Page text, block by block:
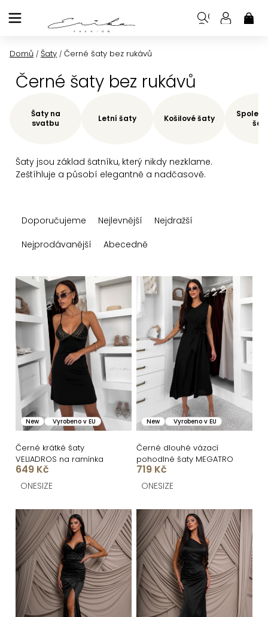
na
Domů / Šaty / Černé šaty bez rukávů
Černé šaty bez rukávů
Šaty jsou základ šatníku, který nikdy nezklame.
Zeštíhluje a působí elegantně a nadčasově.
Šaty na
svatbu
Letní šaty Košilové šaty
a
n
í
p
r
o
d
u
k
t
ů
Doporučujeme Nejlevnější
Nejdražší
Nejprodávanější
Abecedně
V
ý
p
i
s
p
r
o
d
u
k
ů
New Vyrobeno v EU
Černé krátké šaty
VELIADROS na ramínka
649 Kč
ONESIZE
New Vyrobeno v EU
Černé dlouhé vázací
pohodlné šaty MEGATRO
719 Kč
ONESIZE